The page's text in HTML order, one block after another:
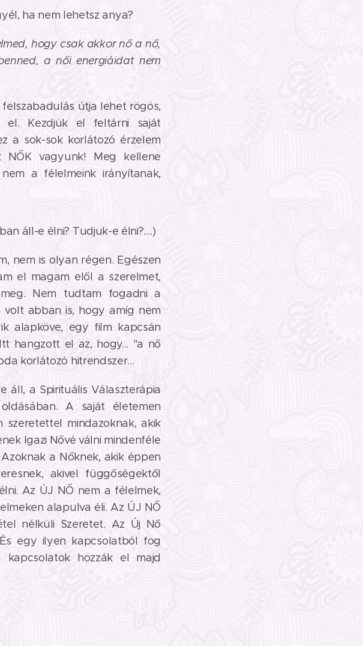
ha nem lehetsz anya?
hogy csak akkor nő a nő,
a női energiáidat nem
útja lehet rögös,
Kezdjük el feltárni saját
a sok-sok korlátozó érzelem
NŐK vagyunk! Meg kellene
a félelmeink irányítanak,
áll-e élni? Tudjuk-e élni?....)
nem is olyan régen. Egészen
el magam elől a szerelmet,
Nem tudtam fogadni a
abban is, hogy amíg nem
alapköve, egy film kapcsán
hangzott el az, hogy... "a nő
korlátozó hitrendszer...
áll, a Spirituális Választerápia
A saját életemen
mindazoknak, akik
Igazi Nővé válni mindenféle
a Nőknek, akik éppen
akivel függőségektől
Az ÚJ NŐ nem a félelmek,
alapulva éli. Az ÚJ NŐ
nélküli Szeretet. Az Új Nő
egy ilyen kapcsolatból fog
kapcsolatok hozzák el majd